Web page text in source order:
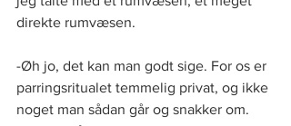
direkte rumvæsen.
-Øh jo, det kan man godt sige. For os er
parringsritualet temmelig privat, og ikke
noget man sådan går og snakker om.